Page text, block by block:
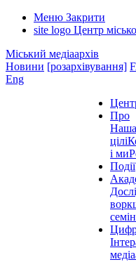
Меню Закрити
site logo Центр
Міський медіаархів
Новини [розархівування]
Eng
Про
Наша
цілі
і ми
Події